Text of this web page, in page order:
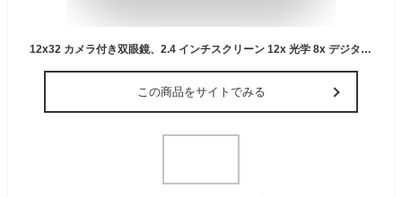
12x32 カメラ付き双眼鏡、2.4 インチスクリーン 12x 光学 8x デジタルズーム 48MP 写真 2.5K ビデオカメラ、バードウォッチング用双眼鏡
この商品をサイトでみる